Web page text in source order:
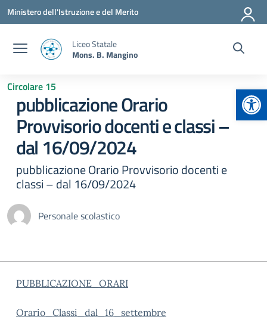
Vai ai contenuti
Vai al menu di navigazione
Vai al footer
Ministero dell'Istruzione e del Merito
Liceo Statale
Mons. B. Mangino
Circolare 15
pubblicazione Orario
Provvisorio docenti e classi –
dal 16/09/2024
pubblicazione Orario Provvisorio docenti e
classi – dal 16/09/2024
Personale scolastico
PUBBLICAZIONE_ORARI
Orario_Classi_dal_16_settembre